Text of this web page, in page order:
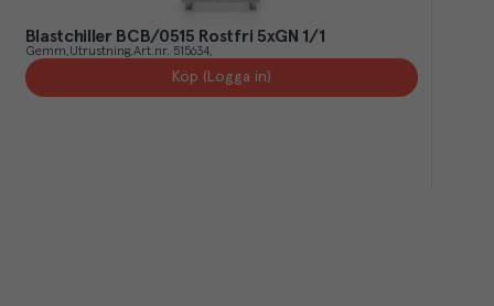
Blastchiller BCB/0515 Rostfri 5xGN 1/1
Gemm Utrustning Art.nr. 515634
Köp (Logga in)